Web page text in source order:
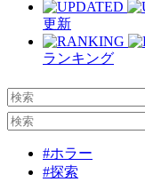
更新
ランキング
#ホラー
#探索